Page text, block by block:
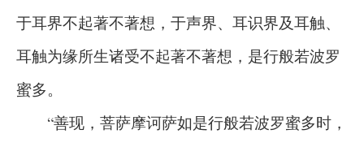
于耳界不起著不著想，于声界、耳识界及耳触、
耳触为缘所生诸受不起著不著想，是行般若波罗
蜜多。
“善现，菩萨摩诃萨如是行般若波罗蜜多时，